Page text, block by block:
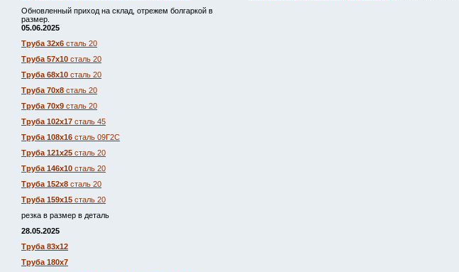
Обновленный приход на склад, отрежем болгаркой в
размер.
05.06.2025
Труба 32х6 сталь 20
Труба 57х10 сталь 20
Труба 68х10 сталь 20
Труба 70х8 сталь 20
Труба 70х9 сталь 20
Труба 102х17 сталь 45
Труба 108х16 сталь 09Г2С
Труба 121х25 сталь 20
Труба 146х10 сталь 20
Труба 152х8 сталь 20
Труба 159х15 сталь 20
резка в размер в деталь
28.05.2025
Труба 83х12
Труба 180х7